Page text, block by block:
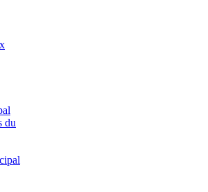
du